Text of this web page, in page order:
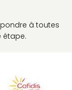
à toutes
étape.